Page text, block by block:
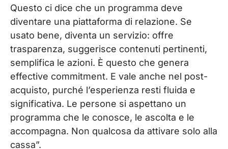
Questo ci dice che un programma deve
diventare una piattaforma di relazione. Se
usato bene, diventa un servizio: offre
trasparenza, suggerisce contenuti pertinenti,
semplifica le azioni. È questo che genera
effective commitment. E vale anche nel post-
acquisto, purché l’esperienza resti fluida e
significativa. Le persone si aspettano un
programma che le conosce, le ascolta e le
accompagna. Non qualcosa da attivare solo alla
cassa”.